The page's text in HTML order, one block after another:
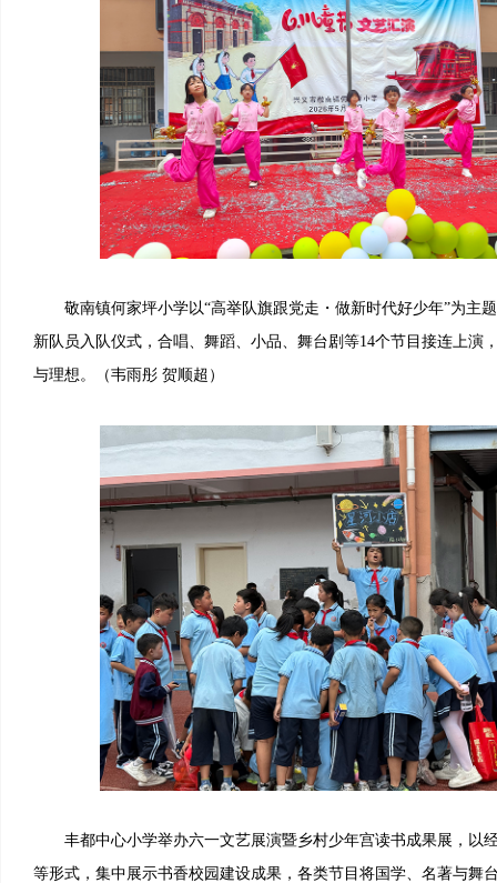
敬南镇何家坪小学以“高举队旗跟党走・做新时代好少年”为主
新队员入队仪式，合唱、舞蹈、小品、舞台剧等14个节目接连上演
与理想。（韦雨彤 贺顺超）
丰都中心小学举办六一文艺展演暨乡村少年宫读书成果展，以
等形式，集中展示书香校园建设成果，各类节目将国学、名著与舞